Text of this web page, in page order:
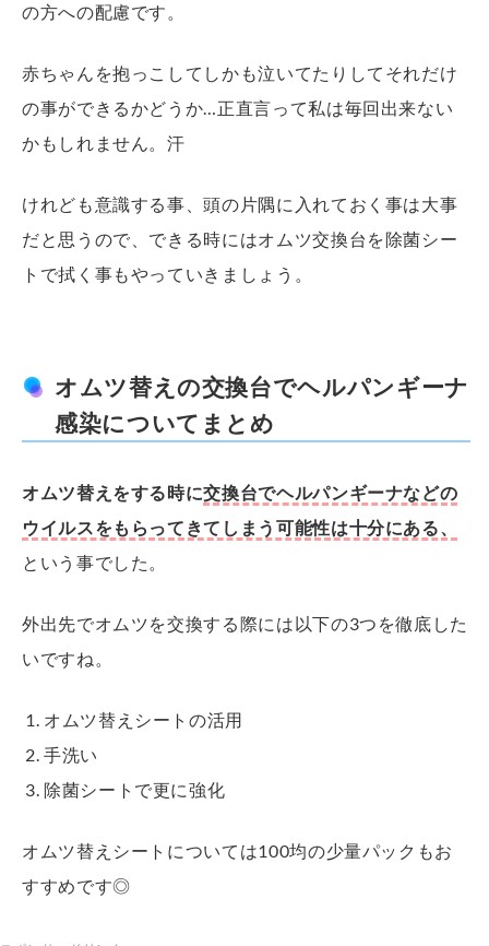
の方への配慮です。
赤ちゃんを抱っこしてしかも泣いてたりしてそれだけ
の事ができるかどうか…正直言って私は毎回出来ない
かもしれません。汗
けれども意識する事、頭の片隅に入れておく事は大事
だと思うので、できる時にはオムツ交換台を除菌シー
トで拭く事もやっていきましょう。
オムツ替えの交換台でヘルパンギーナ
感染についてまとめ
オムツ替えをする時に交換台でヘルパンギーナなどの
ウイルスをもらってきてしまう可能性は十分にある、
という事でした。
外出先でオムツを交換する際には以下の3つを徹底した
いですね。
オムツ替えシートの活用
手洗い
除菌シートで更に強化
オムツ替えシートについては100均の少量パックもお
すすめです◎